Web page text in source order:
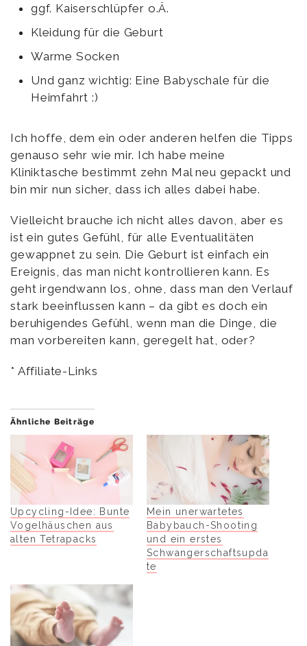
ggf. Kaiserschlüpfer o.Ä.
Kleidung für die Geburt
Warme Socken
Und ganz wichtig: Eine Babyschale für die
Heimfahrt :)
Ich hoffe, dem ein oder anderen helfen die Tipps
genauso sehr wie mir. Ich habe meine
Kliniktasche bestimmt zehn Mal neu gepackt und
bin mir nun sicher, dass ich alles dabei habe.
Vielleicht brauche ich nicht alles davon, aber es
ist ein gutes Gefühl, für alle Eventualitäten
gewappnet zu sein. Die Geburt ist einfach ein
Ereignis, das man nicht kontrollieren kann. Es
geht irgendwann los, ohne, dass man den Verlauf
stark beeinflussen kann – da gibt es doch ein
beruhigendes Gefühl, wenn man die Dinge, die
man vorbereiten kann, geregelt hat, oder?
* Affiliate-Links
Ähnliche Beiträge
Upcycling-Idee: Bunte
Vogelhäuschen aus
alten Tetrapacks
Mein unerwartetes
Babybauch-Shooting
und ein erstes
Schwangerschaftsupda
te